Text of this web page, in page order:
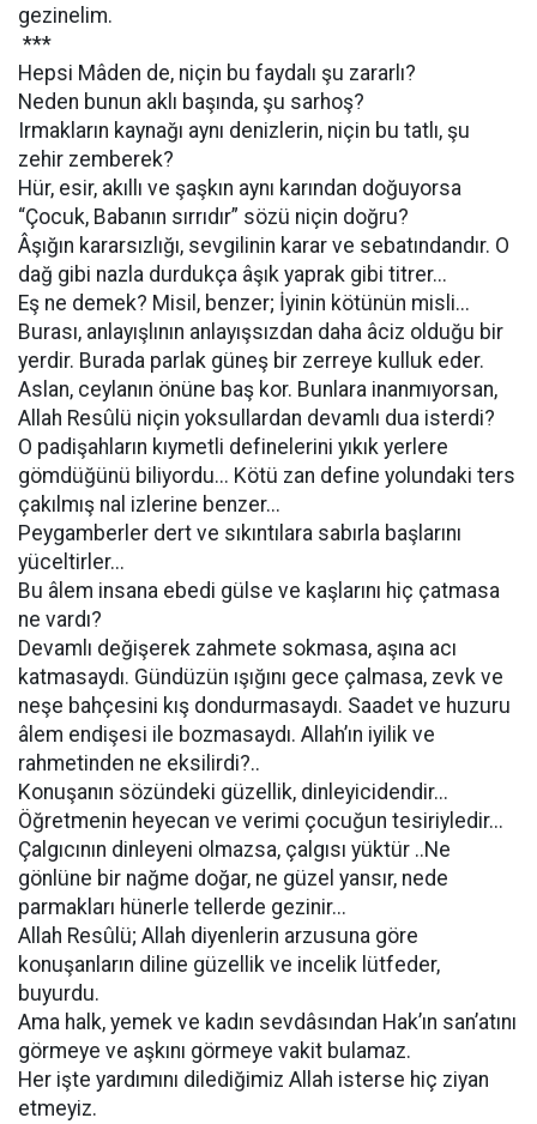
gezinelim.
***
Hepsi Mâden de, niçin bu faydalı şu zararlı?
Neden bunun aklı başında, şu sarhoş?
Irmakların kaynağı aynı denizlerin, niçin bu tatlı, şu
zehir zemberek?
Hür, esir, akıllı ve şaşkın aynı karından doğuyorsa
“Çocuk, Babanın sırrıdır” sözü niçin doğru?
Âşığın kararsızlığı, sevgilinin karar ve sebatındandır. O
dağ gibi nazla durdukça âşık yaprak gibi titrer...
Eş ne demek? Misil, benzer; İyinin kötünün misli...
Burası, anlayışlının anlayışsızdan daha âciz olduğu bir
yerdir. Burada parlak güneş bir zerreye kulluk eder.
Aslan, ceylanın önüne baş kor. Bunlara inanmıyorsan,
Allah Resûlü niçin yoksullardan devamlı dua isterdi?
O padişahların kıymetli definelerini yıkık yerlere
gömdüğünü biliyordu... Kötü zan define yolundaki ters
çakılmış nal izlerine benzer...
Peygamberler dert ve sıkıntılara sabırla başlarını
yüceltirler...
Bu âlem insana ebedi gülse ve kaşlarını hiç çatmasa
ne vardı?
Devamlı değişerek zahmete sokmasa, aşına acı
katmasaydı. Gündüzün ışığını gece çalmasa, zevk ve
neşe bahçesini kış dondurmasaydı. Saadet ve huzuru
âlem endişesi ile bozmasaydı. Allah’ın iyilik ve
rahmetinden ne eksilirdi?..
Konuşanın sözündeki güzellik, dinleyicidendir...
Öğretmenin heyecan ve verimi çocuğun tesiriyledir...
Çalgıcının dinleyeni olmazsa, çalgısı yüktür ..Ne
gönlüne bir nağme doğar, ne güzel yansır, nede
parmakları hünerle tellerde gezinir...
Allah Resûlü; Allah diyenlerin arzusuna göre
konuşanların diline güzellik ve incelik lütfeder,
buyurdu.
Ama halk, yemek ve kadın sevdâsından Hak’ın san’atını
görmeye ve aşkını görmeye vakit bulamaz.
Her işte yardımını dilediğimiz Allah isterse hiç ziyan
etmeyiz.